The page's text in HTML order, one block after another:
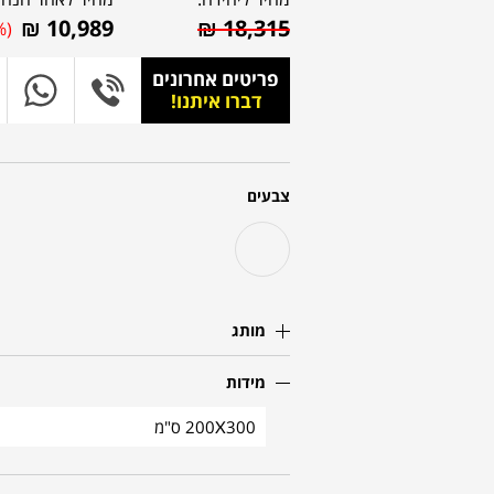
₪18,315
₪ 10,989
פריטים אחרונים
דברו איתנו!
צבעים
מותג
מידות
200X300 ס"מ